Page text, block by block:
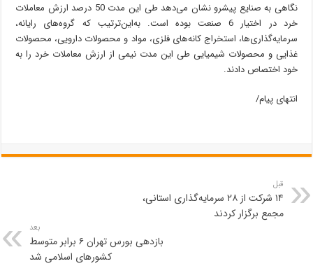
نگاهی به صنایع پیشرو نشان می‌دهد طی این مدت 50 درصد ارزش معاملات
خرد در اختیار 6 صنعت بوده است. به‌این‌ترتیب که گروه‌های رایانه،
سرمایه‌گذاری‌ها، استخراج کانه‌های فلزی، مواد و محصولات دارویی، محصولات
غذایی و محصولات شیمیایی طی این مدت نیمی از ارزش معاملات خرد را به
خود اختصاص دادند.
انتهای پیام/
قبل
۱۴ شرکت از ۲۸ سرمایه‌گذاری استانی،
مجمع برگزار کردند
بعد
بازدهی بورس تهران ۶ برابر متوسط
کشورهای اسلامی شد